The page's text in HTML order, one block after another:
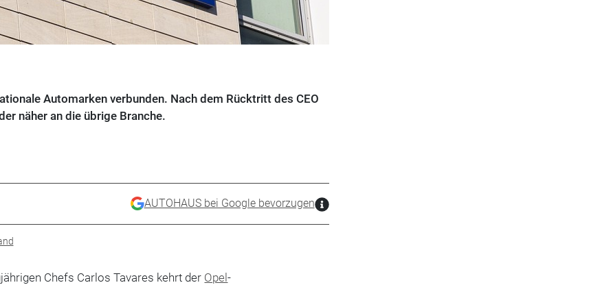
Automarken verbunden. Nach dem Rücktritt des CEO
näher an die übrige Branche.
AUTOHAUS bei Google bevorzugen
Chefs Carlos Tavares kehrt der Opel-